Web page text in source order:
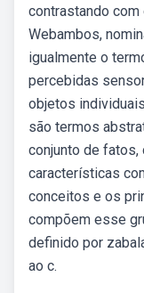
contrastando com
Webambos,
igualmente o
percebidas
objetos
são termos
conjunto de
características
conceitos e os
compõem esse
definido por
ao c.